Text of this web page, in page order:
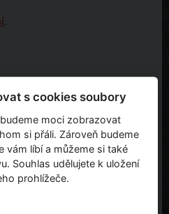
s cookies soubory
moci zobrazovat
si přáli. Zároveň budeme
vám líbí a můžeme si také
Souhlas udělujete k uložení
prohlížeče.